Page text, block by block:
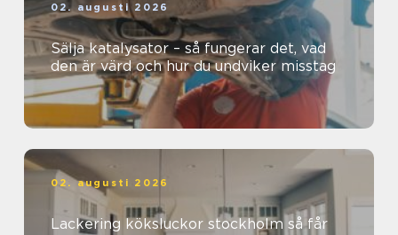
02. augusti 2026
Sälja katalysator – så fungerar det, vad
den är värd och hur du undviker misstag
02. augusti 2026
Lackering köksluckor stockholm så får